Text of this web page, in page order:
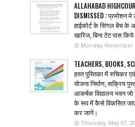
ALLAHABAD
DISMISSED : प्रमोशन मे
हाईकोर्ट के सिंगल बेंच के
खारिज, बिना टेट पास किये
Monday, November
TEACHERS, BOOKS,
हस्त पुस्तिका में रुचिकर एवं
योजना निर्माण, सक्रिय
आकर्षक विद्यालय भवन
के रूप में कैसे विकसित
कर जानें।
Thursday, May 07,